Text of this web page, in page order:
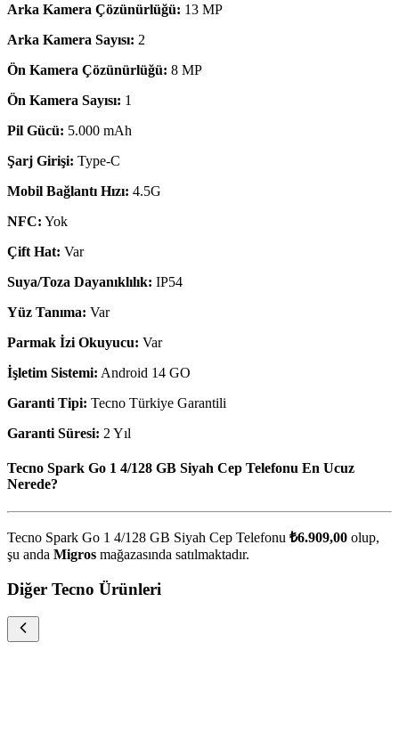
Arka Kamera Çözünürlüğü: 13 MP
Arka Kamera Sayısı: 2
Ön Kamera Çözünürlüğü: 8 MP
Ön Kamera Sayısı: 1
Pil Gücü: 5.000 mAh
Şarj Girişi: Type-C
Mobil Bağlantı Hızı: 4.5G
NFC: Yok
Çift Hat: Var
Suya/Toza Dayanıklılık: IP54
Yüz Tanıma: Var
Parmak İzi Okuyucu: Var
İşletim Sistemi: Android 14 GO
Garanti Tipi: Tecno Türkiye Garantili
Garanti Süresi: 2 Yıl
Tecno Spark Go 1 4/128 GB Siyah Cep Telefonu En Ucuz
Nerede?
Tecno Spark Go 1 4/128 GB Siyah Cep Telefonu ₺6.909,00 olup,
şu anda Migros mağazasında satılmaktadır.
Diğer Tecno Ürünleri